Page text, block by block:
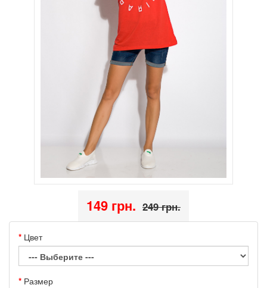
149 грн. 249 грн.
Цвет
Размер